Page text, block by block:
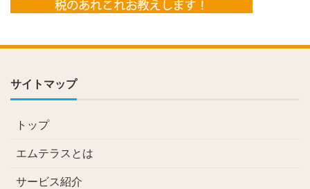
サイトマップ
トップ
エムテラスとは
サービス紹介